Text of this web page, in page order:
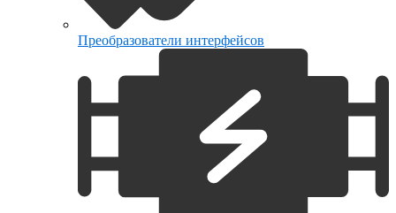
Преобразователи интерфейсов